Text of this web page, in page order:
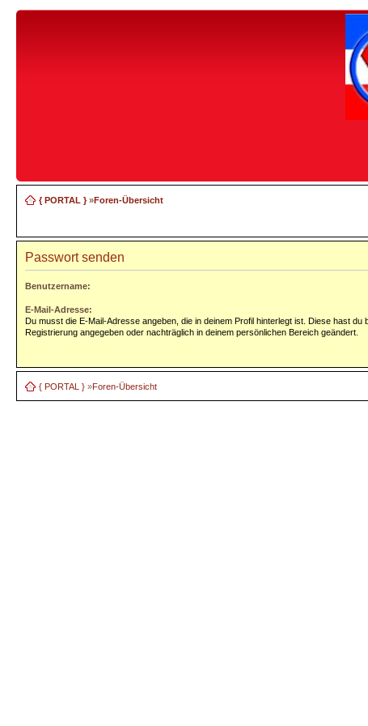
{ PORTAL }»Foren-Übersicht
Passwort senden
Benutzername:
E-Mail-Adresse:
Du musst die E-Mail-Adresse angeben, die in deinem Profil hinterlegt ist. Diese hast du
Registrierung angegeben oder nachträglich in deinem persönlichen Bereich geändert.
{ PORTAL } »Foren-Übersicht